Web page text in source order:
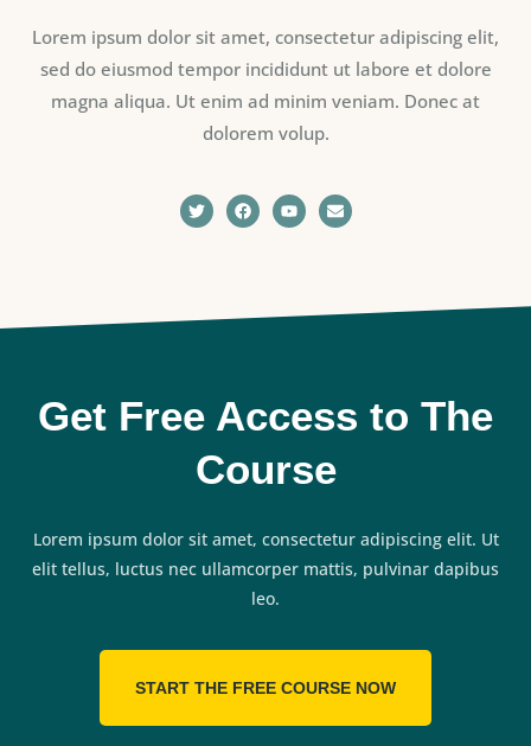
Lorem ipsum dolor sit amet, consectetur adipiscing elit,
sed do eiusmod tempor incididunt ut labore et dolore
magna aliqua. Ut enim ad minim veniam. Donec at
dolorem volup.
Get Free Access to The
Course
Lorem ipsum dolor sit amet, consectetur adipiscing elit. Ut
elit tellus, luctus nec ullamcorper mattis, pulvinar dapibus
leo.
START THE FREE COURSE NOW